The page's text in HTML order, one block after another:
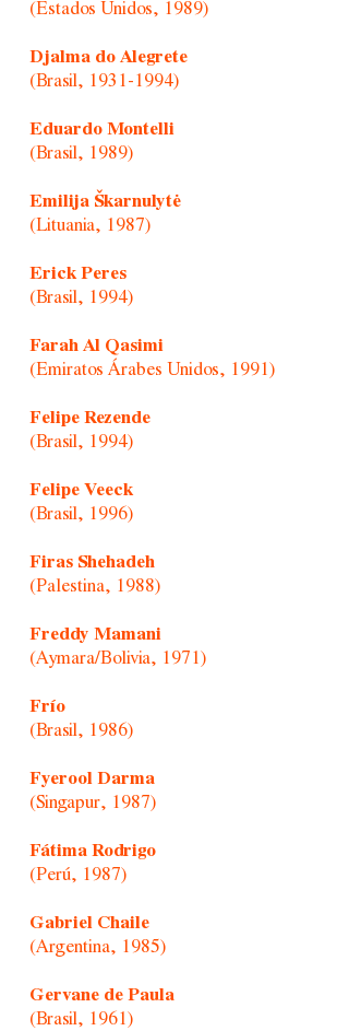
(Estados Unidos, 1989)
Djalma do Alegrete
(Brasil, 1931-1994)
Eduardo Montelli
(Brasil, 1989)
Emilija Škarnulytė
(Lituania, 1987)
Erick Peres
(Brasil, 1994)
Farah Al Qasimi
(Emiratos Árabes Unidos, 1991)
Felipe Rezende
(Brasil, 1994)
Felipe Veeck
(Brasil, 1996)
Firas Shehadeh
(Palestina, 1988)
Freddy Mamani
(Aymara/Bolivia, 1971)
Frío
(Brasil, 1986)
Fyerool Darma
(Singapur, 1987)
Fátima Rodrigo
(Perú, 1987)
Gabriel Chaile
(Argentina, 1985)
Gervane de Paula
(Brasil, 1961)